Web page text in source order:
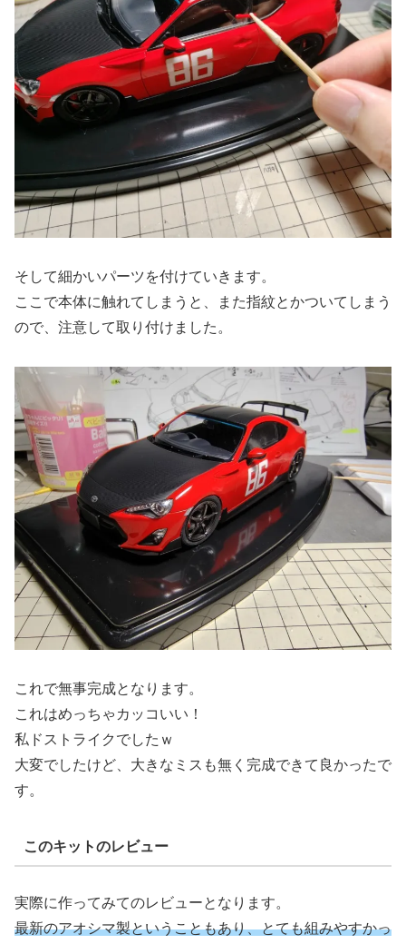
そして細かいパーツを付けていきます。
ここで本体に触れてしまうと、また指紋とかついてしまう
ので、注意して取り付けました。
これで無事完成となります。
これはめっちゃカッコいい！
私ドストライクでしたｗ
大変でしたけど、大きなミスも無く完成できて良かったで
す。
このキットのレビュー
実際に作ってみてのレビューとなります。
最新のアオシマ製ということもあり、とても組みやすかっ